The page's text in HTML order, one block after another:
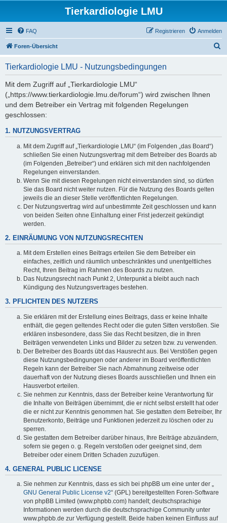
Tierkardiologie LMU
FAQ Anmelden
Registrieren
Foren-Übersicht
Tierkardiologie LMU - Nutzungsbedingungen
Mit dem Zugriff auf „Tierkardiologie LMU“
(„https://www.tierkardiologie.lmu.de/forum“) wird zwischen Ihnen
und dem Betreiber ein Vertrag mit folgenden Regelungen
geschlossen:
1. NUTZUNGSVERTRAG
Mit dem Zugriff auf „Tierkardiologie LMU“ (im Folgenden „das Board“)
schließen Sie einen Nutzungsvertrag mit dem Betreiber des Boards ab
(im Folgenden „Betreiber“) und erklären sich mit den nachfolgenden
Regelungen einverstanden.
Wenn Sie mit diesen Regelungen nicht einverstanden sind, so dürfen
Sie das Board nicht weiter nutzen. Für die Nutzung des Boards gelten
jeweils die an dieser Stelle veröffentlichten Regelungen.
Der Nutzungsvertrag wird auf unbestimmte Zeit geschlossen und kann
von beiden Seiten ohne Einhaltung einer Frist jederzeit gekündigt
werden.
2. EINRÄUMUNG VON NUTZUNGSRECHTEN
Mit dem Erstellen eines Beitrags erteilen Sie dem Betreiber ein
einfaches, zeitlich und räumlich unbeschränktes und unentgeltliches
Recht, Ihren Beitrag im Rahmen des Boards zu nutzen.
Das Nutzungsrecht nach Punkt 2, Unterpunkt a bleibt auch nach
Kündigung des Nutzungsvertrages bestehen.
3. PFLICHTEN DES NUTZERS
Sie erklären mit der Erstellung eines Beitrags, dass er keine Inhalte
enthält, die gegen geltendes Recht oder die guten Sitten verstoßen. Sie
erklären insbesondere, dass Sie das Recht besitzen, die in Ihren
Beiträgen verwendeten Links und Bilder zu setzen bzw. zu verwenden.
Der Betreiber des Boards übt das Hausrecht aus. Bei Verstößen gegen
diese Nutzungsbedingungen oder anderer im Board veröffentlichten
Regeln kann der Betreiber Sie nach Abmahnung zeitweise oder
dauerhaft von der Nutzung dieses Boards ausschließen und Ihnen ein
Hausverbot erteilen.
Sie nehmen zur Kenntnis, dass der Betreiber keine Verantwortung für
die Inhalte von Beiträgen übernimmt, die er nicht selbst erstellt hat oder
die er nicht zur Kenntnis genommen hat. Sie gestatten dem Betreiber, Ihr
Benutzerkonto, Beiträge und Funktionen jederzeit zu löschen oder zu
sperren.
Sie gestatten dem Betreiber darüber hinaus, Ihre Beiträge abzuändern,
sofern sie gegen o. g. Regeln verstoßen oder geeignet sind, dem
Betreiber oder einem Dritten Schaden zuzufügen.
4. GENERAL PUBLIC LICENSE
Sie nehmen zur Kenntnis, dass es sich bei phpBB um eine unter der „
GNU General Public License v2“ (GPL) bereitgestellten Foren-Software
von phpBB Limited (www.phpbb.com) handelt; deutschsprachige
Informationen werden durch die deutschsprachige Community unter
www.phpbb.de zur Verfügung gestellt. Beide haben keinen Einfluss auf